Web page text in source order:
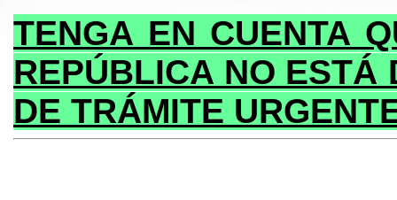
TENGA EN CUENTA
REPÚBLICA NO ESTÁ
DE TRÁMITE